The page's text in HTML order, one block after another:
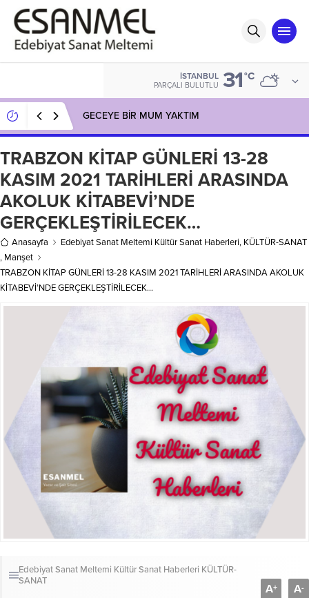
İSTANBUL
PARÇALI BULUTLU 31°C
GECEYE BİR MUM YAKTIM
TRABZON KİTAP GÜNLERİ 13-28
KASIM 2021 TARİHLERİ ARASINDA
AKOLUK KİTABEVİ’NDE
GERÇEKLEŞTİRİLECEK…
Anasayfa Edebiyat Sanat Meltemi Kültür Sanat Haberleri, KÜLTÜR-SANAT
, Manşet
TRABZON KİTAP GÜNLERİ 13-28 KASIM 2021 TARİHLERİ ARASINDA AKOLUK
KİTABEVİ’NDE GERÇEKLEŞTİRİLECEK…
Edebiyat Sanat Meltemi Kültür Sanat Haberleri KÜLTÜR-
SANAT
A+ A-